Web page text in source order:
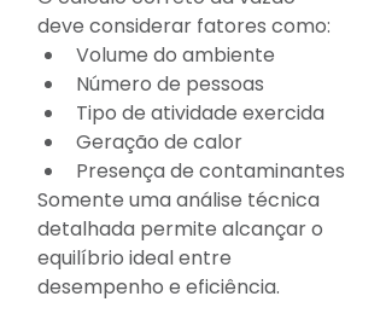
deve considerar fatores como:
Volume do ambiente
Número de pessoas
Tipo de atividade exercida
Geração de calor
Presença de contaminantes
Somente uma análise técnica
detalhada permite alcançar o
equilíbrio ideal entre
desempenho e eficiência.